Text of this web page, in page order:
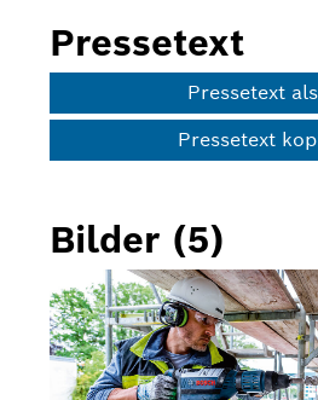
Pressetext
Pressetext
Pressetext
Bilder (5)